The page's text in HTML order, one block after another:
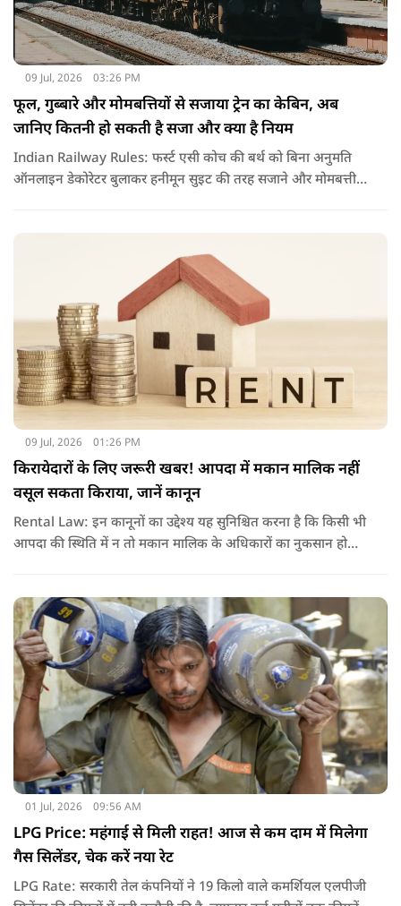
09 Jul, 2026 03:26 PM
फूल, गुब्बारे और मोमबत्तियों से सजाया ट्रेन का केबिन, अब
जानिए कितनी हो सकती है सजा और क्या है नियम
Indian Railway Rules: फर्स्ट एसी कोच की बर्थ को बिना अनुमति
ऑनलाइन डेकोरेटर बुलाकर हनीमून सुइट की तरह सजाने और मोमबत्ती
09 Jul, 2026 01:26 PM
किरायेदारों के लिए जरूरी खबर! आपदा में मकान मालिक नहीं
वसूल सकता किराया, जानें कानून
Rental Law: इन कानूनों का उद्देश्य यह सुनिश्चित करना है कि किसी भी
आपदा की स्थिति में न तो मकान मालिक के अधिकारों का नुकसान हो
01 Jul, 2026 09:56 AM
LPG Price: महंगाई से मिली राहत! आज से कम दाम में मिलेगा
गैस सिलेंडर, चेक करें नया रेट
LPG Rate: सरकारी तेल कंपनियों ने 19 किलो वाले कमर्शियल एलपीजी